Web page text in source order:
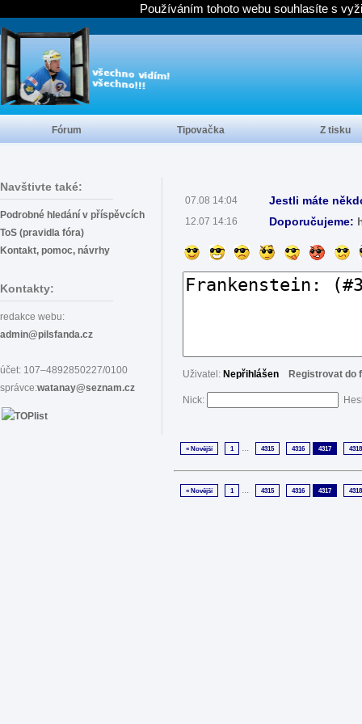
Navštivte také:
Podrobné hledání v příspěvcích
ToS (pravidla fóra)
Kontakt, pomoc, návrhy
Kontakty:
redakce webu:
admin@pilsfanda.cz
účet: 107–4892850227/0100
správce:watanay@seznam.cz
07.08 14:04 Jestli máte
12.07 14:16 Doporučujeme:
Uživatel: Nepřihlášen Registrovat do
Nick:
« Novější 1 ... 4315 4316 4317 4318
« Novější 1 ... 4315 4316 4317 4318
Fórum Tipovačka Z tisku
Používáním tohoto webu souhlasíte s